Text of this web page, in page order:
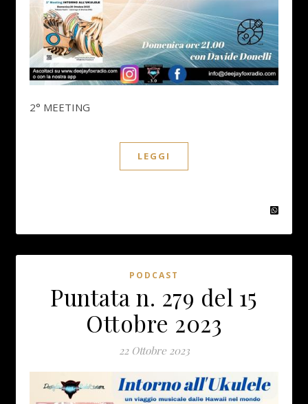
2° MEETING
LEGGI
PODCAST
Puntata n. 279 del 15
Ottobre 2023
22 Ottobre 2023